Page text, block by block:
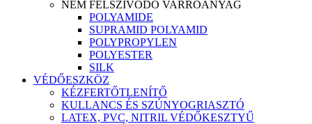
NEM FELSZÍVÓDÓ VARRÓANYAG
POLYAMIDE
SUPRAMID POLYAMID
POLYPROPYLEN
POLYESTER
SILK
VÉDŐESZKÖZ
KÉZFERTŐTLENÍTŐ
KULLANCS ÉS SZÚNYOGRIASZTÓ
LATEX, PVC, NITRIL VÉDŐKESZTYŰ